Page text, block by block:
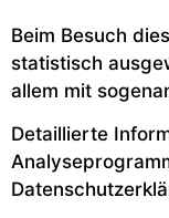
Beim Besuch
statistisch
allem mit
Detaillierte